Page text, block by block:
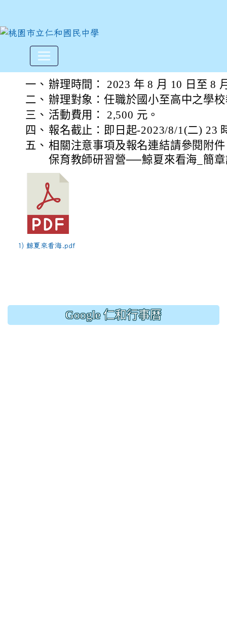
財團法人黑潮海洋文教基金
一、 辦理時間： 2023 年 8 月 10 日至 8
二、 辦理對象：任職於國小至高中之學
三、 活動費用： 2,500 元。
四、 報名截止：即日起-2023/8/1(二) 23
五、 相關注意事項及報名連結請參閱附
保育教師研習營──鯨夏來看海_簡
1) 鯨夏來看海.pdf
Google 仁和行事曆